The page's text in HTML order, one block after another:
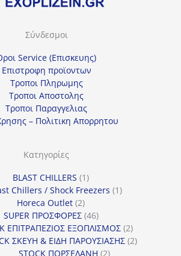
Σύνδεσμοι
Service (Επισκευης)
Επιστροφη προϊοντων
Τροποι Πληρωμης
Τροποι Αποστολης
Τροποι Παραγγελιας
– Πολιτικη Απορρητου
Κατηγορίες
BLAST CHILLERS 11
προϊόν
Chillers / Shock Freezers 11
Horeca Outlet 22
προϊόντα
SUPER ΠΡΟΣΦΟΡΕΣ 4646
προϊόντα
ΕΠΙΤΡΑΠΕΖΙΟΣ ΕΞΟΠΛΙΣΜΟΣ 22
προϊόντα
ΣΚΕΥΗ & ΕΙΔΗ ΠΑΡΟΥΣΙΑΣΗΣ 22
STOCK ΠΟΡΣΕΛΑΝΗ 22